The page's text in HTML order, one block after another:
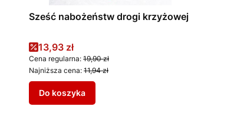
Sześć nabożeństw drogi krzyżowej
Cena promocyjna
13,93 zł
Cena regularna: 19,90 zł
Najniższa cena: 11,94 zł
Do koszyka